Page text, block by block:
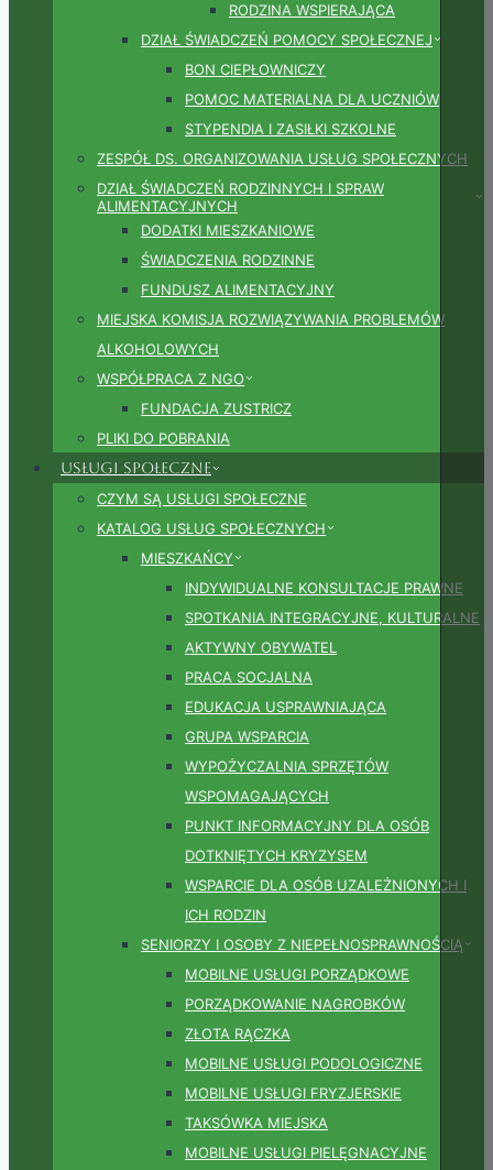
RODZINA WSPIERAJĄCA
DZIAŁ ŚWIADCZEŃ POMOCY SPOŁECZNEJ
BON CIEPŁOWNICZY
POMOC MATERIALNA DLA UCZNIÓW
STYPENDIA I ZASIŁKI SZKOLNE
ZESPÓŁ DS. ORGANIZOWANIA USŁUG SPOŁECZNYCH
DZIAŁ ŚWIADCZEŃ RODZINNYCH I SPRAW
ALIMENTACYJNYCH
DODATKI MIESZKANIOWE
ŚWIADCZENIA RODZINNE
FUNDUSZ ALIMENTACYJNY
MIEJSKA KOMISJA ROZWIĄZYWANIA PROBLEMÓW
ALKOHOLOWYCH
WSPÓŁPRACA Z NGO
FUNDACJA ZUSTRICZ
PLIKI DO POBRANIA
Usługi społeczne
CZYM SĄ USŁUGI SPOŁECZNE
KATALOG USŁUG SPOŁECZNYCH
MIESZKAŃCY
INDYWIDUALNE KONSULTACJE PRAWNE
SPOTKANIA INTEGRACYJNE, KULTURALNE
AKTYWNY OBYWATEL
PRACA SOCJALNA
EDUKACJA USPRAWNIAJĄCA
GRUPA WSPARCIA
WYPOŻYCZALNIA SPRZĘTÓW
WSPOMAGAJĄCYCH
PUNKT INFORMACYJNY DLA OSÓB
DOTKNIĘTYCH KRYZYSEM
WSPARCIE DLA OSÓB UZALEŻNIONYCH I
ICH RODZIN
SENIORZY I OSOBY Z NIEPEŁNOSPRAWNOŚCIĄ
MOBILNE USŁUGI PORZĄDKOWE
PORZĄDKOWANIE NAGROBKÓW
ZŁOTA RĄCZKA
MOBILNE USŁUGI PODOLOGICZNE
MOBILNE USŁUGI FRYZJERSKIE
TAKSÓWKA MIEJSKA
MOBILNE USŁUGI PIELĘGNACYJNE